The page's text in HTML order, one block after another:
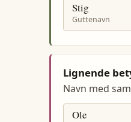
Stig
Guttenavn
Lignende
Navn med
Ole